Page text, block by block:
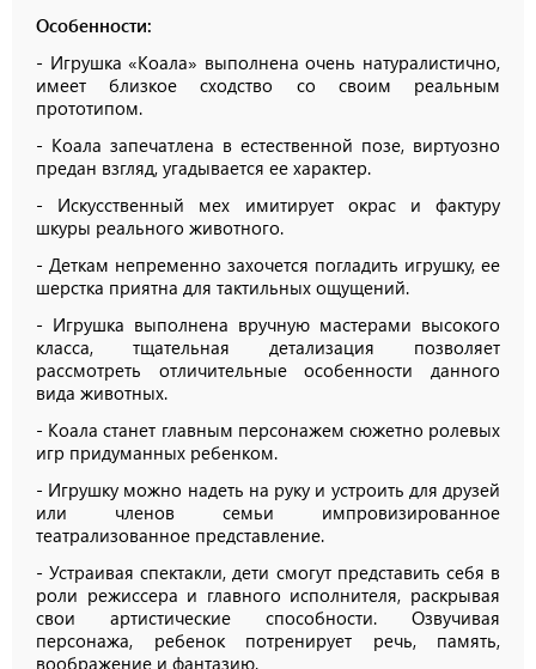
Особенности:
- Игрушка «Коала» выполнена очень натуралистично,
имеет близкое сходство со своим реальным
прототипом.
- Коала запечатлена в естественной позе, виртуозно
предан взгляд, угадывается ее характер.
- Искусственный мех имитирует окрас и фактуру
шкуры реального животного.
- Деткам непременно захочется погладить игрушку, ее
шерстка приятна для тактильных ощущений.
- Игрушка выполнена вручную мастерами высокого
класса, тщательная детализация позволяет
рассмотреть отличительные особенности данного
вида животных.
- Коала станет главным персонажем сюжетно ролевых
игр придуманных ребенком.
- Игрушку можно надеть на руку и устроить для друзей
или членов семьи импровизированное
театрализованное представление.
- Устраивая спектакли, дети смогут представить себя в
роли режиссера и главного исполнителя, раскрывая
свои артистические способности. Озвучивая
персонажа, ребенок потренирует речь, память,
воображение и фантазию.